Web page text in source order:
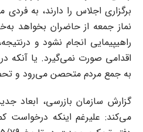
برگزاری اجلاس را دارند، به
نماز جمعه از حاضران بخواهد
راهیپیمایی انجام نشود و
اقدامی صورت نمی‌گیرد. یا آنکه در
به جمع مردم متحصن می‌رود و
گزارش سازمان بازرسی، ابعاد
می‌کند: علیرغم اینکه درخواست